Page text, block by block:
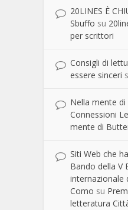
20LINES È
Sbuffo su
per scrittori
Consigli di
essere sinceri
Nella mente
Connessioni
mente di
Siti Web che
Bando della V
internazionale
Como su
letteratura